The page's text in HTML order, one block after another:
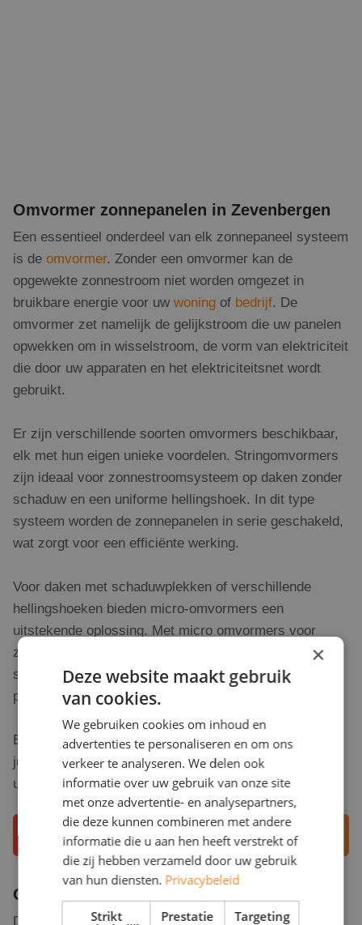
Omvormer zonnepanelen in Zevenbergen
Een essentieel onderdeel van elk zonnepaneel systeem
is de omvormer. Zonder een omvormer kan de
opgewekte zonnestroom niet worden omgezet in
bruikbare energie voor uw woning of bedrijf. De
omvormer zet namelijk de gelijkstroom die uw panelen
opwekken om in wisselstroom, de vorm van elektriciteit
die door uw apparaten en het elektriciteitsnet wordt
gebruikt.
Er zijn verschillende soorten omvormers beschikbaar,
elk met hun eigen unieke voordelen. Stringomvormers
zijn ideaal voor zonnestroomsysteem op daken zonder
schaduw en een uniforme hellingshoek. In dit type
systeem worden de zonnepanelen in serie geschakeld,
wat zorgt voor een efficiënte werking.
Voor daken met schaduwplekken of verschillende
hellingshoeken bieden micro-omvormers een
uitstekende oplossing. Met micro omvormers voor
zonnepanelen werkt elk paneel onafhankelijk waardoor
schaduw op één paneel geen invloed heeft op de
prestaties van de andere panelen.
Bij RD Solar Group helpen we u bij het maken van de
juiste keuze voor een omvormer die perfect aansluit bij
uw situatie in Zevenbergen.
Adviesgesprek aanvragen
Opbrengst zonnepanelen in Zevenbergen
De opbrengst van zonnepanelen in Zevenbergen kan
×
Deze website maakt gebruik
van cookies.
We gebruiken cookies om inhoud en
advertenties te personaliseren en om ons
verkeer te analyseren. We delen ook
informatie over uw gebruik van onze site
met onze advertentie- en analysepartners,
die deze kunnen combineren met andere
informatie die u aan hen heeft verstrekt of
die zij hebben verzameld door uw gebruik
van hun diensten. Privacybeleid
Strikt
Prestatie Targeting